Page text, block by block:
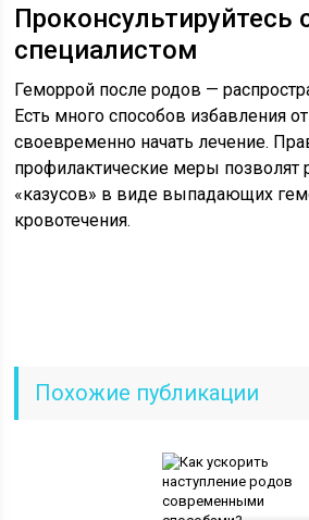
Проконсультируйтесь
специалистом
Геморрой после родов —
Есть много способов избавления
своевременно начать лечение.
профилактические меры позволят
«казусов» в виде выпадающих
кровотечения.
Похожие публикации